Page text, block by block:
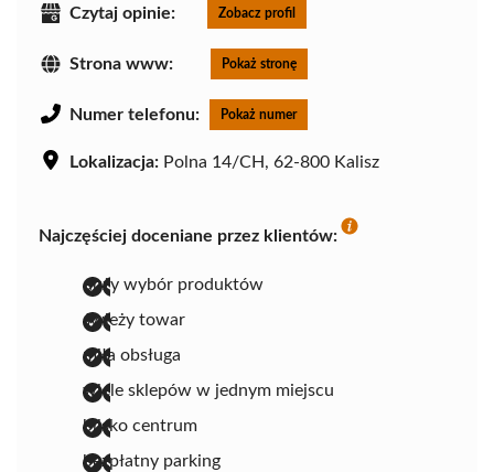
Czytaj opinie: Zobacz profil
Strona www: Pokaż stronę
Numer telefonu: Pokaż numer
Lokalizacja: Polna 14/CH, 62-800 Kalisz
Najczęściej doceniane przez klientów:
duży wybór produktów
świeży towar
miła obsługa
wiele sklepów w jednym miejscu
blisko centrum
bezpłatny parking